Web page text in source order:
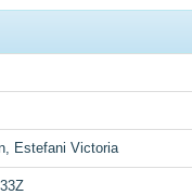
Estefani Victoria